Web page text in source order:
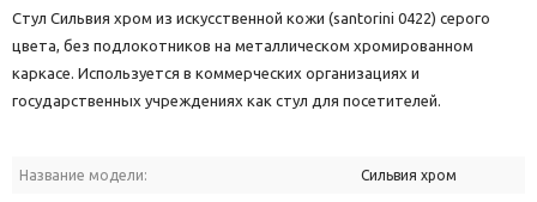
Стул Сильвия хром из искусственной кожи (santorini 0422) серого
цвета, без подлокотников на металлическом хромированном
каркасе. Используется в коммерческих организациях и
государственных учреждениях как стул для посетителей.
Название модели: Сильвия хром